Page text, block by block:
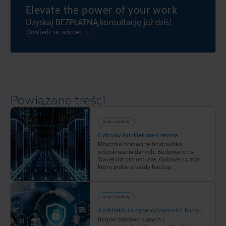
zrównoważony
rozwój
gdy
my
chronimy
dane.
offline,
niedostępna
i
odporna
na
ataki
zdalne
oraz
oprogramowanie
ransomware
–
narzędzie
służące
Elevate the power of your work
Uzyskaj BEZPŁATNĄ konsultację już dziś!
Dowiedz się więcej
Powiązane treści
Blogi i artykuły
Cyfrowy bunkier on-premise
Fizycznie izolowane środowisko
odzyskiwania danych. Budowane na
Twojej infrastrukturze. Gotowe na atak,
który pokona każdy backup.
Blogi i artykuły
Architektura cyberodporności banku.
Bezpieczeństwo danych i